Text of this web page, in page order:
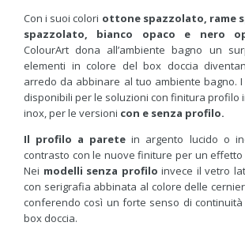
Con i suoi colori ottone spazzolato, rame
spazzolato, bianco opaco e nero
ColourArt dona all’ambiente bagno un
elementi in colore del box doccia
arredo da abbinare al tuo ambiente bagno.
disponibili per le soluzioni con finitura profilo
inox, per le versioni con e senza profilo.
Il profilo a parete in argento lucido o
contrasto con le nuove finiture per un
Nei modelli senza profilo invece il vetro
con serigrafia abbinata al colore delle
conferendo così un forte senso di
box doccia.